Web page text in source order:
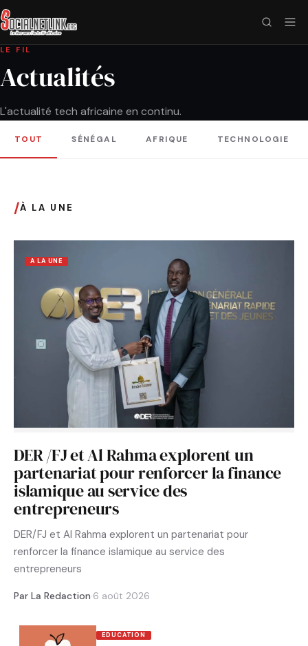
LE FIL
Actualités
L'actualité tech africaine en continu.
TOUT SÉNÉGAL AFRIQUE TECHNOLOGIE
/À LA UNE
A LA UNE
DER /FJ et Al Rahma explorent un
partenariat pour renforcer la finance
islamique au service des
entrepreneurs
DER/FJ et Al Rahma explorent un partenariat pour
renforcer la finance islamique au service des
entrepreneurs
Par La Redaction·6 août 2026
EDUCATION